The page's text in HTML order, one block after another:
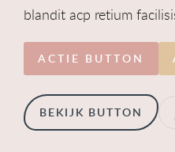
blandit acp retium
ACTIE BUTTON
BEKIJK BUTTON